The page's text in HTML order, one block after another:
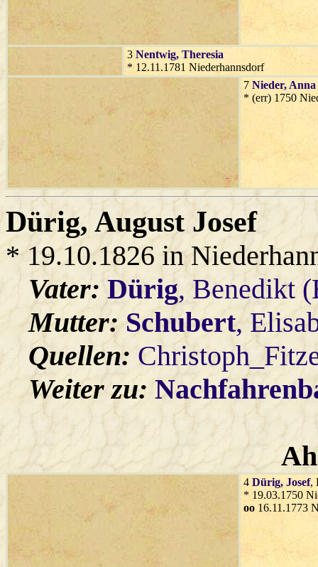
3 Nentwig, Theresia
* 12.11.1781 Niederhannsdorf
7 Nieder,
* (err) 1750
Dürig, August Josef
* 19.10.1826 in
Vater:Dürig, Benedikt
Mutter:Schubert,
Quellen:
Weiter zu:
4 Dürig, Josef,
* 19.03.1750
oo 16.11.1773